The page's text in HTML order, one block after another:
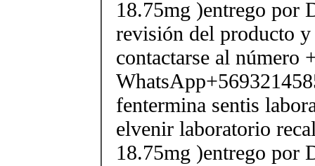
18.75mg )entrego por
revisión del producto
contactarse al número
fentermina sentis
elvenir laboratorio
18.75mg )entrego por